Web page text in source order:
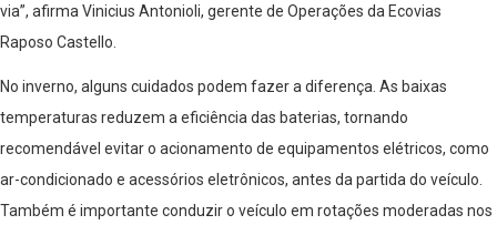
via”, afirma Vinicius Antonioli, gerente de Operações da Ecovias
Raposo Castello.
No inverno, alguns cuidados podem fazer a diferença. As baixas
temperaturas reduzem a eficiência das baterias, tornando
recomendável evitar o acionamento de equipamentos elétricos, como
ar-condicionado e acessórios eletrônicos, antes da partida do veículo.
Também é importante conduzir o veículo em rotações moderadas nos